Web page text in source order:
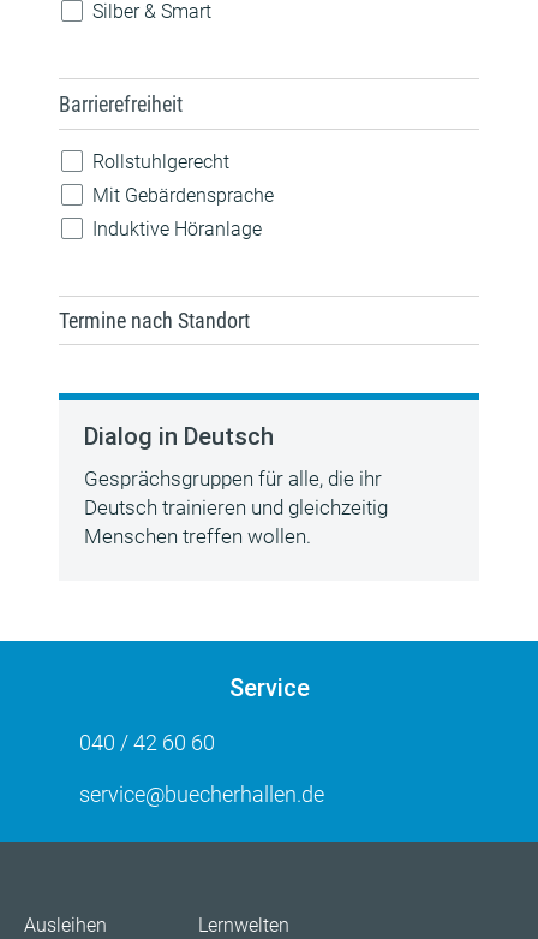
Silber & Smart
Barrierefreiheit
Rollstuhlgerecht
Mit Gebärdensprache
Induktive Höranlage
Termine nach Standort
Dialog in Deutsch
Gesprächsgruppen für alle, die ihr
Deutsch trainieren und gleichzeitig
Menschen treffen wollen.
Service
040 / 42 60 60
service@buecherhallen.de
Ausleihen Lernwelten